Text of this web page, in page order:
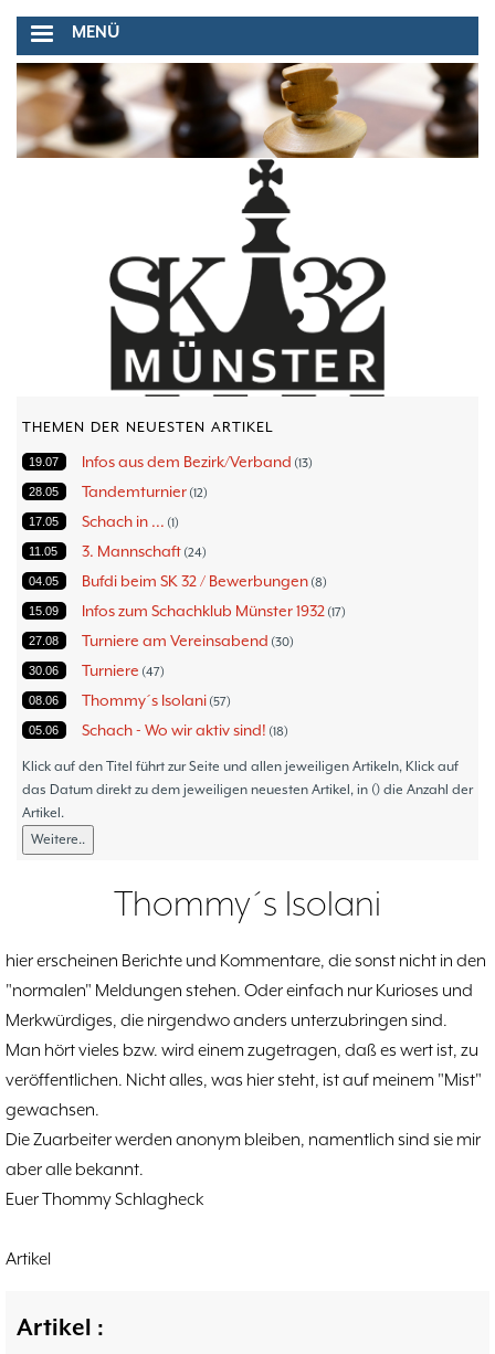
Inhalt
MENÜ
THEMEN DER NEUESTEN ARTIKEL
19.07 Infos aus dem Bezirk/Verband 13
28.05 Tandemturnier 12
17.05 Schach in ... 1
11.05 3. Mannschaft 24
04.05 Bufdi beim SK 32 / Bewerbungen 8
15.09 Infos zum Schachklub Münster 1932 17
27.08 Turniere am Vereinsabend 30
30.06 Turniere 47
08.06 Thommy´s Isolani 57
05.06 Schach - Wo wir aktiv sind! 18
11.05 Bezirksturniere 1
05.05 Frauenmannschaft 6
09.10
Jugendmannschaften
Landesebene
28.02 Blitz-/Schnellschach-Grandprix 4
17.08 Hammerstraßenfest 3
21.05 Hiltruper Frühlingsfest/Resümee 2
21.05 Schach in der JVA 2
16.02 Problemschach 5
19.01 Jubiläums-Turniere
21.12
Kinder und Jugendliche - Schachjugend
Münster
18
20.09
29.07 Mannschaften
Klick auf den Titel führt zur Seite und allen jeweiligen Artikeln, Klick auf
das Datum direkt zu dem jeweiligen neuesten Artikel, in () die Anzahl der
Artikel.
Weitere..
Thommy´s Isolani
hier erscheinen Berichte und Kommentare, die sonst nicht in den
"normalen" Meldungen stehen. Oder einfach nur Kurioses und
Merkwürdiges, die nirgendwo anders unterzubringen sind.
Man hört vieles bzw. wird einem zugetragen, daß es wert ist, zu
veröffentlichen. Nicht alles, was hier steht, ist auf meinem "Mist"
gewachsen.
Die Zuarbeiter werden anonym bleiben, namentlich sind sie mir
aber alle bekannt.
Euer Thommy Schlagheck
Artikel
Artikel :